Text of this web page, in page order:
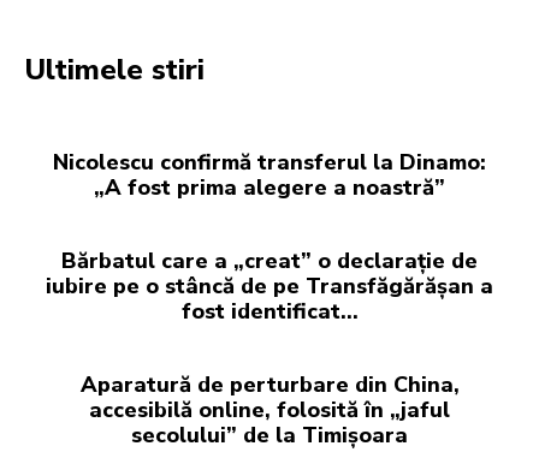
Ultimele stiri
Nicolescu confirmă transferul la Dinamo:
„A fost prima alegere a noastră”
Bărbatul care a „creat” o declarație de
iubire pe o stâncă de pe Transfăgărășan a
fost identificat…
Aparatură de perturbare din China,
accesibilă online, folosită în „jaful
secolului” de la Timișoara